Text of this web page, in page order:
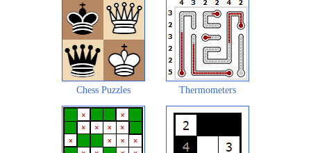
Chess Puzzles Thermometers